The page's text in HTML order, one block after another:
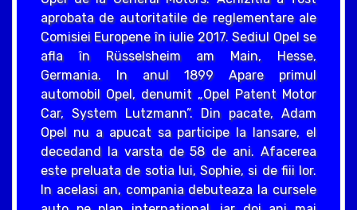
aprobata de autoritatile de reglementare ale
Comisiei Europene în iulie 2017. Sediul Opel se
afla în Rüsselsheim am Main, Hesse,
Germania. In anul 1899 Apare primul
automobil Opel, denumit „Opel Patent Motor
Car, System Lutzmann”. Din pacate, Adam
Opel nu a apucat sa participe la lansare, el
decedand la varsta de 58 de ani. Afacerea
este preluata de sotia lui, Sophie, si de fiii lor.
In acelasi an, compania debuteaza la cursele